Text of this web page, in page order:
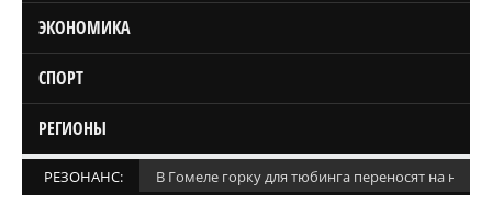
ЭКОНОМИКА
СПОРТ
РЕГИОНЫ
РЕЗОНАНС: В Гомеле горку для тюбинга переносят на